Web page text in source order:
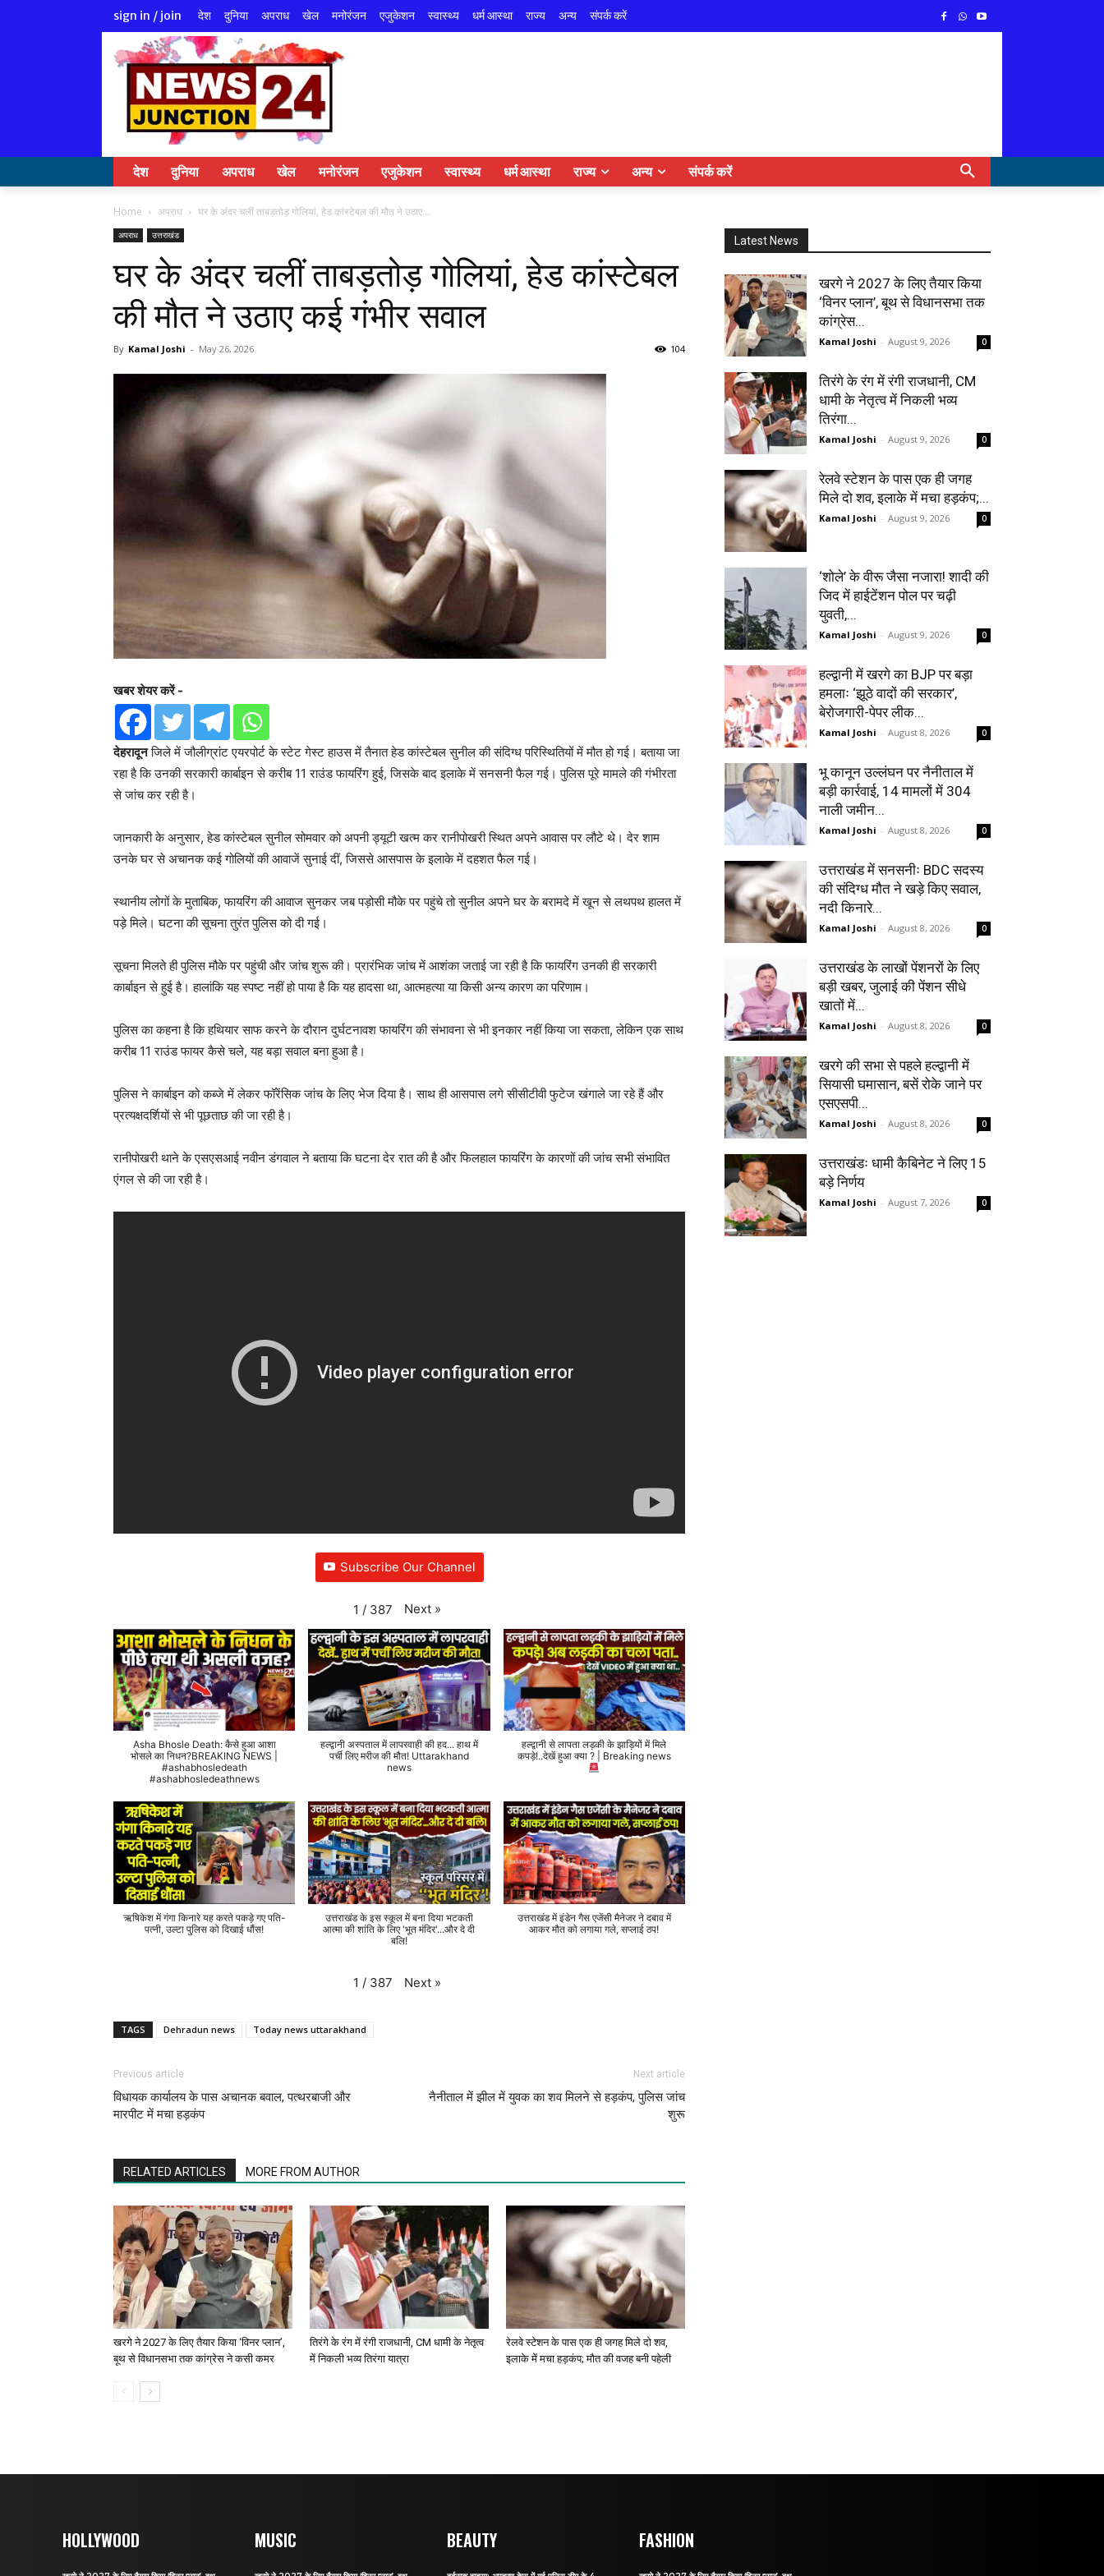
sign in / join देश दुनिया अपराध खेल मनोरंजन एजुकेशन स्वास्थ्य धर्म आस्था राज्य अन्य संपर्क करें
देश दुनिया अपराध खेल मनोरंजन एजुकेशन स्वास्थ्य धर्म आस्था राज्य अन्य संपर्क करें
Home अपराध घर के अंदर चलीं ताबड़तोड़ गोलियां, हेड कांस्टेबल की मौत ने उठाए...
अपराध उत्तराखंड
घर के अंदर चलीं ताबड़तोड़ गोलियां, हेड कांस्टेबल
की मौत ने उठाए कई गंभीर सवाल
By Kamal Joshi - May 26, 2026 104
खबर शेयर करें -
देहरादूनजिले में जौलीग्रांट एयरपोर्ट के स्टेट गेस्ट हाउस में तैनात हेड कांस्टेबल सुनील की संदिग्ध परिस्थितियों में मौत हो गई। बताया जा
रहा है कि उनकी सरकारी कार्बाइन से करीब 11 राउंड फायरिंग हुई, जिसके बाद इलाके में सनसनी फैल गई। पुलिस पूरे मामले की गंभीरता
से जांच कर रही है।
जानकारी के अनुसार, हेड कांस्टेबल सुनील सोमवार को अपनी ड्यूटी खत्म कर रानीपोखरी स्थित अपने आवास पर लौटे थे। देर शाम
उनके घर से अचानक कई गोलियों की आवाजें सुनाई दीं, जिससे आसपास के इलाके में दहशत फैल गई।
स्थानीय लोगों के मुताबिक, फायरिंग की आवाज सुनकर जब पड़ोसी मौके पर पहुंचे तो सुनील अपने घर के बरामदे में खून से लथपथ हालत में
पड़े मिले। घटना की सूचना तुरंत पुलिस को दी गई।
सूचना मिलते ही पुलिस मौके पर पहुंची और जांच शुरू की। प्रारंभिक जांच में आशंका जताई जा रही है कि फायरिंग उनकी ही सरकारी
कार्बाइन से हुई है। हालांकि यह स्पष्ट नहीं हो पाया है कि यह हादसा था, आत्महत्या या किसी अन्य कारण का परिणाम।
पुलिस का कहना है कि हथियार साफ करने के दौरान दुर्घटनावश फायरिंग की संभावना से भी इनकार नहीं किया जा सकता, लेकिन एक साथ
करीब 11 राउंड फायर कैसे चले, यह बड़ा सवाल बना हुआ है।
पुलिस ने कार्बाइन को कब्जे में लेकर फॉरेंसिक जांच के लिए भेज दिया है। साथ ही आसपास लगे सीसीटीवी फुटेज खंगाले जा रहे हैं और
प्रत्यक्षदर्शियों से भी पूछताछ की जा रही है।
रानीपोखरी थाने के एसएसआई नवीन डंगवाल ने बताया कि घटना देर रात की है और फिलहाल फायरिंग के कारणों की जांच सभी संभावित
एंगल से की जा रही है।
Subscribe Our Channel
1 / 387 Next »
Asha Bhosle Death: कैसे हुआ आशा
भोसले का निधन?BREAKING NEWS |
#ashabhosledeath
#ashabhosledeathnews
हल्द्वानी अस्पताल में लापरवाही की हद... हाथ में
पर्ची लिए मरीज की मौत! Uttarakhand
news
हल्द्वानी से लापता लड़की के झाड़ियों में मिले
कपड़े!..देखें हुआ क्या ? | Breaking news
ऋषिकेश में गंगा किनारे यह करते पकड़े गए पति-
पत्नी, उल्टा पुलिस को दिखाई धौंस!
उत्तराखंड के इस स्कूल में बना दिया भटकती
आत्मा की शांति के लिए 'भूत मंदिर'...और दे दी
बलि!
उत्तराखंड में इंडेन गैस एजेंसी मैनेजर ने दबाव में
आकर मौत को लगाया गले, सप्लाई ठप!
1 / 387 Next »
TAGS Dehradun news Today news uttarakhand
Previous article
विधायक कार्यालय के पास अचानक बवाल, पत्थरबाजी और
मारपीट में मचा हड़कंप
Next article
नैनीताल में झील में युवक का शव मिलने से हड़कंप, पुलिस जांच
शुरू
RELATED ARTICLES MORE FROM AUTHOR
खरगे ने 2027 के लिए तैयार किया ‘विनर प्लान’,
बूथ से विधानसभा तक कांग्रेस ने कसी कमर
तिरंगे के रंग में रंगी राजधानी, CM धामी के नेतृत्व
में निकली भव्य तिरंगा यात्रा
रेलवे स्टेशन के पास एक ही जगह मिले दो शव,
इलाके में मचा हड़कंप; मौत की वजह बनी पहेली
Latest News
खरगे ने 2027 के लिए तैयार किया
‘विनर प्लान’, बूथ से विधानसभा तक
कांग्रेस...
Kamal Joshi - August 9, 2026 0
तिरंगे के रंग में रंगी राजधानी, CM
धामी के नेतृत्व में निकली भव्य
तिरंगा...
Kamal Joshi - August 9, 2026 0
रेलवे स्टेशन के पास एक ही जगह
मिले दो शव, इलाके में मचा हड़कंप;...
Kamal Joshi - August 9, 2026 0
‘शोले’ के वीरू जैसा नजारा! शादी की
जिद में हाईटेंशन पोल पर चढ़ी
युवती,...
Kamal Joshi - August 9, 2026 0
हल्द्वानी में खरगे का BJP पर बड़ा
हमलाः ‘झूठे वादों की सरकार’,
बेरोजगारी-पेपर लीक...
Kamal Joshi - August 8, 2026 0
भू कानून उल्लंघन पर नैनीताल में
बड़ी कार्रवाई, 14 मामलों में 304
नाली जमीन...
Kamal Joshi - August 8, 2026 0
उत्तराखंड में सनसनीः BDC सदस्य
की संदिग्ध मौत ने खड़े किए सवाल,
नदी किनारे...
Kamal Joshi - August 8, 2026 0
उत्तराखंड के लाखों पेंशनरों के लिए
बड़ी खबर, जुलाई की पेंशन सीधे
खातों में...
Kamal Joshi - August 8, 2026 0
खरगे की सभा से पहले हल्द्वानी में
सियासी घमासान, बसें रोके जाने पर
एसएसपी...
Kamal Joshi - August 8, 2026 0
उत्तराखंडः धामी कैबिनेट ने लिए 15
बड़े निर्णय
Kamal Joshi - August 7, 2026 0
HOLLYWOOD MUSIC BEAUTY FASHION